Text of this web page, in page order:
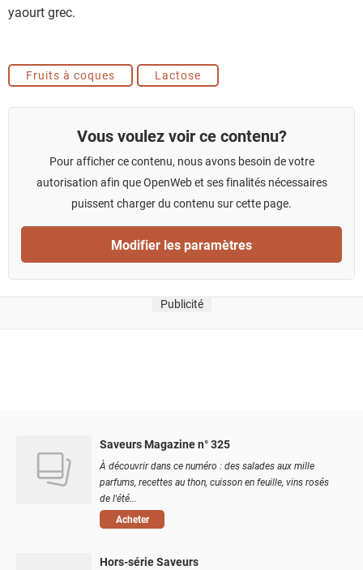
yaourt grec.
Fruits à coques Lactose
Vous voulez voir ce contenu?
Pour afficher ce contenu, nous avons besoin de votre
autorisation afin que OpenWeb et ses finalités nécessaires
puissent charger du contenu sur cette page.
Modifier les paramètres
Publicité
Saveurs Magazine n° 325
À découvrir dans ce numéro : des salades aux mille
parfums, recettes au thon, cuisson en feuille, vins rosés
de l'été...
Acheter
Hors-série Saveurs